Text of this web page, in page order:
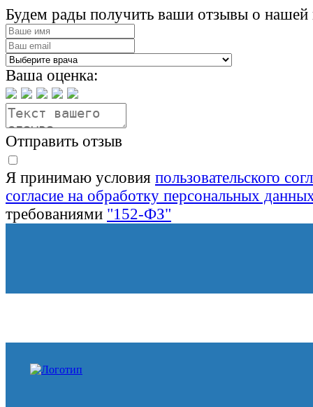
Будем рады получить ваши отзывы о нашей
Ваша оценка:
Отправить отзыв
Я принимаю условия пользовательского
согласие на обработку персональных
требованиями "152-ФЗ"